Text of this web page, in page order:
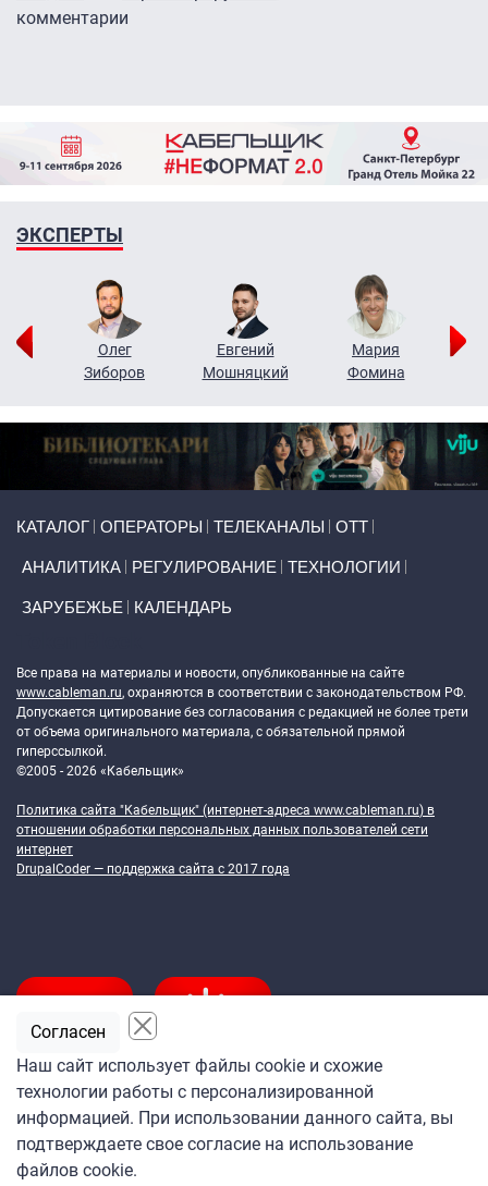
комментарии
ЭКСПЕРТЫ
Олег
Зиборов
Евгений
Мошняцкий
Мария
Фомина
КАТАЛОГ ОПЕРАТОРЫ ТЕЛЕКАНАЛЫ ОТТ
АНАЛИТИКА РЕГУЛИРОВАНИЕ ТЕХНОЛОГИИ
ЗАРУБЕЖЬЕ КАЛЕНДАРЬ
Все права на материалы и новости, опубликованные на сайте
www.cableman.ru, охраняются в соответствии с законодательством РФ.
Допускается цитирование без согласования с редакцией не более трети
от объема оригинального материала, с обязательной прямой
гиперссылкой.
©2005 - 2026 «Кабельщик»
Политика сайта "Кабельщик" (интернет-адреса www.cableman.ru) в
отношении обработки персональных данных пользователей сети
интернет
DrupalCoder — поддержка сайта c 2017 года
Подпишитесь
на ежедневную рассылку
«Кабельщика»
Наш сайт использует файлы cookie и схожие
технологии работы с персонализированной
информацией. При использовании данного сайта, вы
подтверждаете свое согласие на использование
файлов cookie.
Согласен